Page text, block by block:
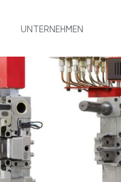
UNTERNEHMEN